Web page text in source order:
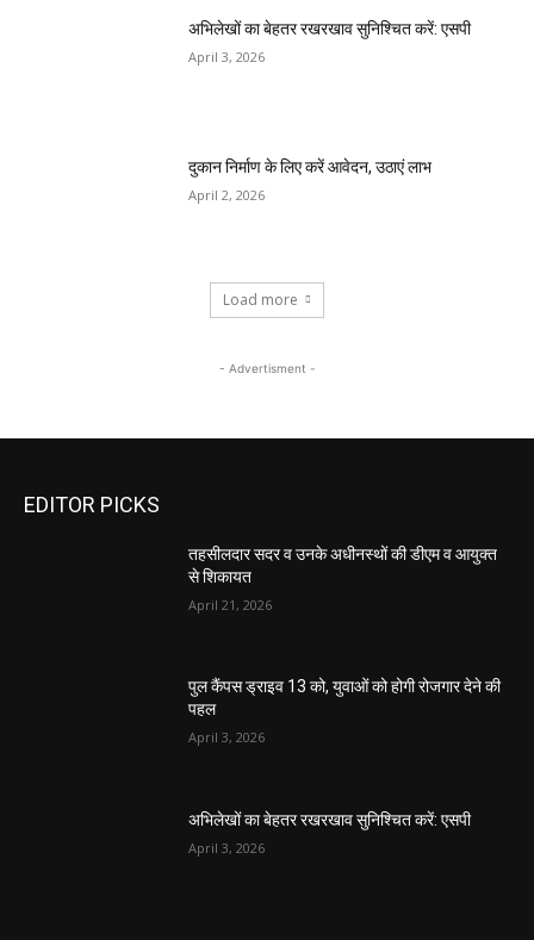
अभिलेखों का बेहतर रखरखाव सुनिश्चित करें: एसपी
April 3, 2026
दुकान निर्माण के लिए करें आवेदन, उठाएं लाभ
April 2, 2026
Load more
- Advertisment -
EDITOR PICKS
तहसीलदार सदर व उनके अधीनस्थों की डीएम व आयुक्त
से शिकायत
April 21, 2026
पुल कैंपस ड्राइव 13 को, युवाओं को होगी रोजगार देने की
पहल
April 3, 2026
अभिलेखों का बेहतर रखरखाव सुनिश्चित करें: एसपी
April 3, 2026